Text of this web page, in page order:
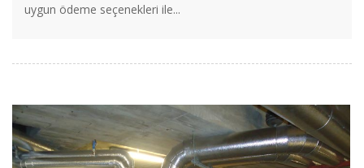
uygun ödeme seçenekleri ile...